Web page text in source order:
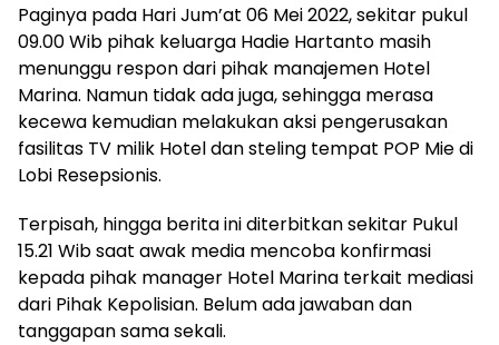
Paginya pada Hari Jum’at 06 Mei 2022, sekitar pukul
09.00 Wib pihak keluarga Hadie Hartanto masih
menunggu respon dari pihak manajemen Hotel
Marina. Namun tidak ada juga, sehingga merasa
kecewa kemudian melakukan aksi pengerusakan
fasilitas TV milik Hotel dan steling tempat POP Mie di
Lobi Resepsionis.
Terpisah, hingga berita ini diterbitkan sekitar Pukul
15.21 Wib saat awak media mencoba konfirmasi
kepada pihak manager Hotel Marina terkait mediasi
dari Pihak Kepolisian. Belum ada jawaban dan
tanggapan sama sekali.